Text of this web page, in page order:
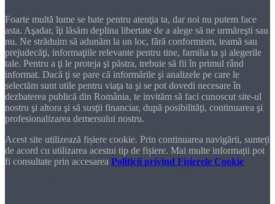
Foarte multă lume se bate pentru atenţia ta, dar noi nu putem face
asta. Aşadar, îţi lăsăm deplina libertate de a alege să ne urmăreşti sau
nu. Ne străduim să adunăm la un loc, fără conformism, teamă sau
prejudecăţi, informaţiile relevante pentru tine, familia ta şi alegerile
tale. Pentru a ţi le proteja şi păstra, trebuie să fii în primul rând
informat. Dacă ţi se pare că informările şi analizele pe care le
selectăm sunt utile pentru viaţa ta şi se pot dovedi necesare în
dezbaterea publică din România, te invităm să faci cunoscut site-ul
nostru şi altora şi să susţii financiar, după posibilităţi, continuarea şi
profesionalizarea demersului nostru.
Acest site utilizează fișiere cookie. Prin continuarea navigării, sunteți
de acord cu utilizarea acestui tip de fișiere. Mai multe informații pot
fi consultate prin accesarea Politicii privind Fișierele Cookie